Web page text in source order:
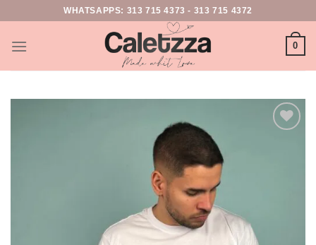
WHATSAPPS: 313 715 4373 - 313 715 4372
0